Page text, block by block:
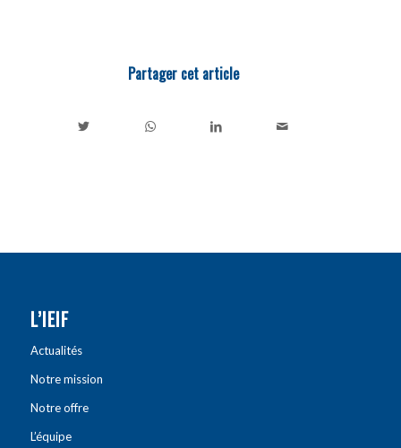
Partager cet article
L’IEIF
Actualités
Notre mission
Notre offre
L’équipe